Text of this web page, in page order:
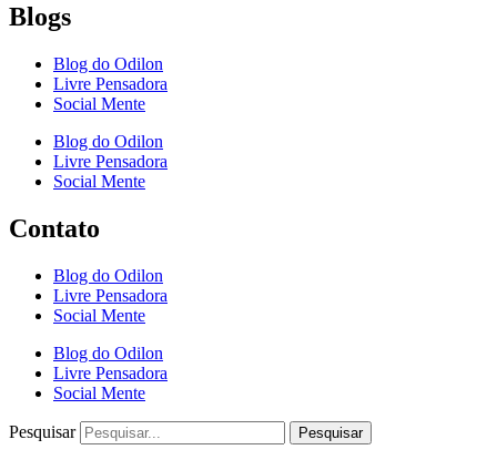
Blogs
Blog do Odilon
Livre Pensadora
Social Mente
Blog do Odilon
Livre Pensadora
Social Mente
Contato
Blog do Odilon
Livre Pensadora
Social Mente
Blog do Odilon
Livre Pensadora
Social Mente
Pesquisar Pesquisar